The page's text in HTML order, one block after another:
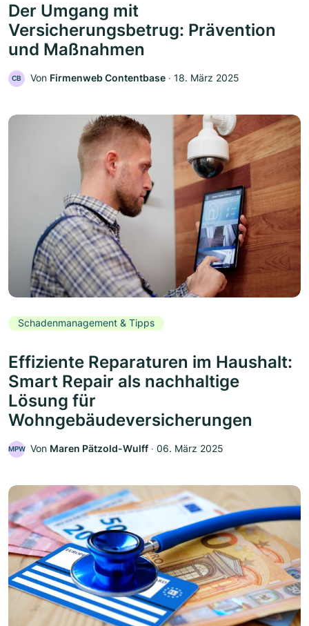
Der Umgang mit
Versicherungsbetrug: Prävention
und Maßnahmen
CB Von Firmenweb Contentbase ‧ 18. März 2025
Schadenmanagement & Tipps
Effiziente Reparaturen im Haushalt:
Smart Repair als nachhaltige
Lösung für
Wohngebäudeversicherungen
MPW Von Maren Pätzold-Wulff ‧ 06. März 2025